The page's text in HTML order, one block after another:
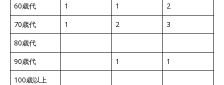
60歳代
1 1
2
70歳代
1 2
3
80歳代
90歳代
1
1
100歳以上